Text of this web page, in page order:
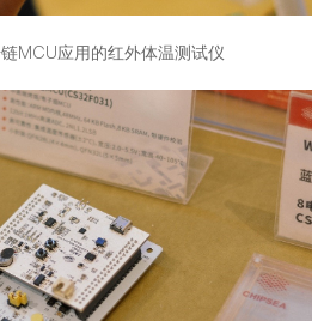
MCU应用的红外体温测试仪